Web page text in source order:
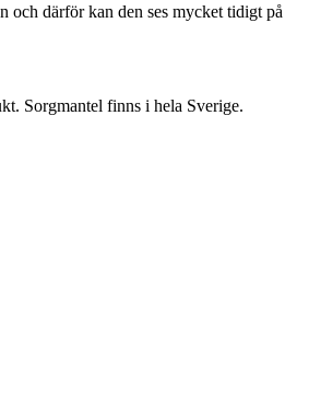
och därför kan den ses mycket tidigt på
Sorgmantel finns i hela Sverige.